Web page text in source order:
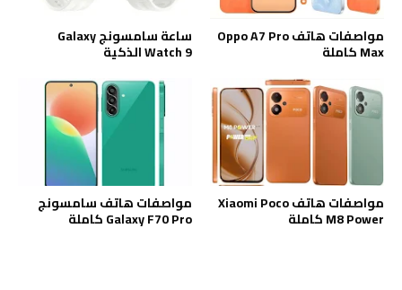
مواصفات هاتف Oppo A7 Pro
Max كاملة
ساعة سامسونج Galaxy
Watch 9 الذكية
مواصفات هاتف Xiaomi Poco
M8 Power كاملة
مواصفات هاتف سامسونج
Galaxy F70 Pro كاملة